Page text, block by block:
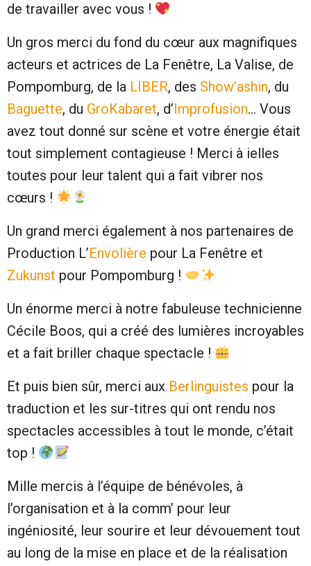
de travailler avec vous !
Un gros merci du fond du cœur aux magnifiques
acteurs et actrices de La Fenêtre, La Valise, de
Pompomburg, de la LIBER, des Show’ashin, du
Baguette, du GroKabaret, d’Improfusion… Vous
avez tout donné sur scène et votre énergie était
tout simplement contagieuse ! Merci à ielles
toutes pour leur talent qui a fait vibrer nos
cœurs !
Un grand merci également à nos partenaires de
Production L’Envolière pour La Fenêtre et
Zukunst pour Pompomburg !
Un énorme merci à notre fabuleuse technicienne
Cécile Boos, qui a créé des lumières incroyables
et a fait briller chaque spectacle !
Et puis bien sûr, merci aux Berlinguistes pour la
traduction et les sur-titres qui ont rendu nos
spectacles accessibles à tout le monde, c’était
top !
Mille mercis à l’équipe de bénévoles, à
l’organisation et à la comm’ pour leur
ingéniosité, leur sourire et leur dévouement tout
au long de la mise en place et de la réalisation